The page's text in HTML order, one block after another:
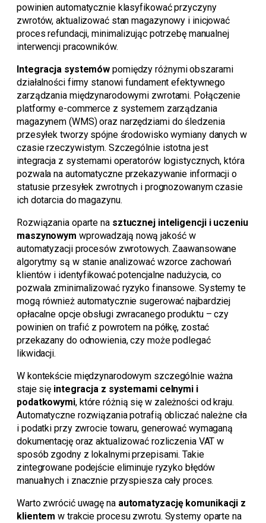
powinien automatycznie klasyfikować przyczyny
zwrotów, aktualizować stan magazynowy i inicjować
proces refundacji, minimalizując potrzebę manualnej
interwencji pracowników.
Integracja systemów pomiędzy różnymi obszarami
działalności firmy stanowi fundament efektywnego
zarządzania międzynarodowymi zwrotami. Połączenie
platformy e-commerce z systemem zarządzania
magazynem (WMS) oraz narzędziami do śledzenia
przesyłek tworzy spójne środowisko wymiany danych w
czasie rzeczywistym. Szczególnie istotna jest
integracja z systemami operatorów logistycznych, która
pozwala na automatyczne przekazywanie informacji o
statusie przesyłek zwrotnych i prognozowanym czasie
ich dotarcia do magazynu.
Rozwiązania oparte na sztucznej inteligencji i uczeniu
maszynowym wprowadzają nową jakość w
automatyzacji procesów zwrotowych. Zaawansowane
algorytmy są w stanie analizować wzorce zachowań
klientów i identyfikować potencjalne nadużycia, co
pozwala zminimalizować ryzyko finansowe. Systemy te
mogą również automatycznie sugerować najbardziej
opłacalne opcje obsługi zwracanego produktu – czy
powinien on trafić z powrotem na półkę, zostać
przekazany do odnowienia, czy może podlegać
likwidacji.
W kontekście międzynarodowym szczególnie ważna
staje się integracja z systemami celnymi i
podatkowymi, które różnią się w zależności od kraju.
Automatyczne rozwiązania potrafią obliczać należne cła
i podatki przy zwrocie towaru, generować wymaganą
dokumentację oraz aktualizować rozliczenia VAT w
sposób zgodny z lokalnymi przepisami. Takie
zintegrowane podejście eliminuje ryzyko błędów
manualnych i znacznie przyspiesza cały proces.
Warto zwrócić uwagę na automatyzację komunikacji z
klientem w trakcie procesu zwrotu. Systemy oparte na